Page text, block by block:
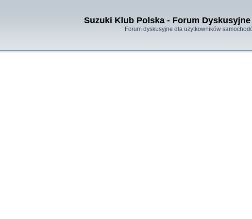
Suzuki Klub Polska - Forum
Forum dyskusyjne dla użytkowników